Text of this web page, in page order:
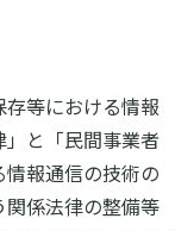
存等における情報
と「民間事業者
報通信の技術の
係法律の整備等